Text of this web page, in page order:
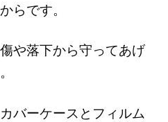
らです。
や落下から守ってあげ
バーケースとフィルム